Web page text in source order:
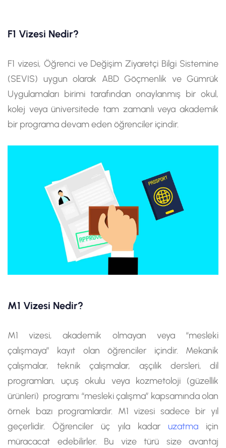
F1 Vizesi Nedir?
F1 vizesi, Öğrenci ve Değişim Ziyaretçi Bilgi Sistemine
(SEVIS) uygun olarak ABD Göçmenlik ve Gümrük
Uygulamaları birimi tarafından onaylanmış bir okul,
kolej veya üniversitede tam zamanlı veya akademik
bir programa devam eden öğrenciler içindir.
M1 Vizesi Nedir?
M1 vizesi, akademik olmayan veya “mesleki
çalışmaya” kayıt olan öğrenciler içindir. Mekanik
çalışmalar, teknik çalışmalar, aşçılık dersleri, dil
programları, uçuş okulu veya kozmetoloji (güzellik
ürünleri) programı “mesleki çalışma” kapsamında olan
örnek bazı programlardır. M1 vizesi sadece bir yıl
geçerlidir. Öğrenciler üç yıla kadar uzatma için
müracacat edebilirler. Bu vize türü size avantaj